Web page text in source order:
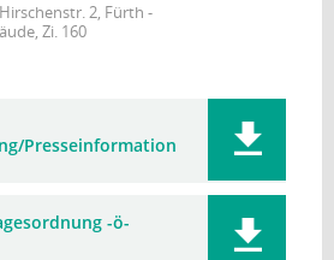
2, Fürth -
Zi. 160
Presseinformation
-ö-